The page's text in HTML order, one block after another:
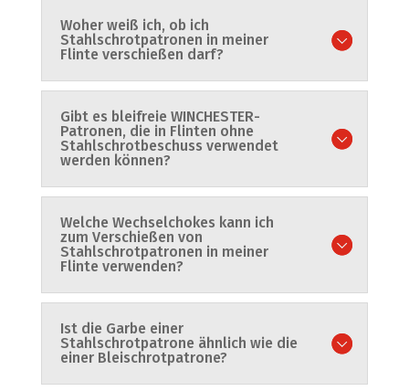
Woher weiß ich, ob ich
Stahlschrotpatronen in meiner
Flinte verschießen darf?
Gibt es bleifreie WINCHESTER-
Patronen, die in Flinten ohne
Stahlschrotbeschuss verwendet
werden können?
Welche Wechselchokes kann ich
zum Verschießen von
Stahlschrotpatronen in meiner
Flinte verwenden?
Ist die Garbe einer
Stahlschrotpatrone ähnlich wie die
einer Bleischrotpatrone?